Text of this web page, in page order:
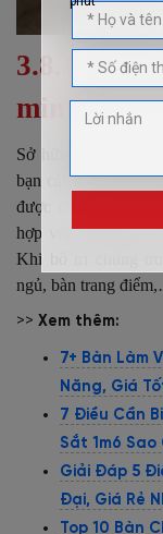
3.8. Bàn
minh
Sở hữu chiếc bàn
bạn cải thiện và
được chọn theo sở
hợp với không gian
Khi bố trí chúng
ngủ, bàn trang
>> Xem thêm:
7+ Bàn Làm
Năng, Giá
7 Điều Cần
Sắt 1m6 Sao
Giải Đáp 5
Đại, Giá Rẻ
Top 10 Bàn